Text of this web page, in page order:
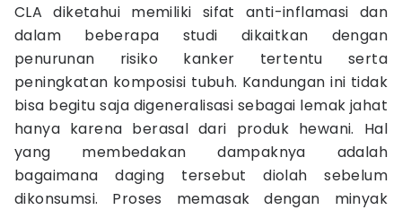
CLA diketahui memiliki sifat anti-inflamasi dan
dalam beberapa studi dikaitkan dengan
penurunan risiko kanker tertentu serta
peningkatan komposisi tubuh. Kandungan ini tidak
bisa begitu saja digeneralisasi sebagai lemak jahat
hanya karena berasal dari produk hewani. Hal
yang membedakan dampaknya adalah
bagaimana daging tersebut diolah sebelum
dikonsumsi. Proses memasak dengan minyak